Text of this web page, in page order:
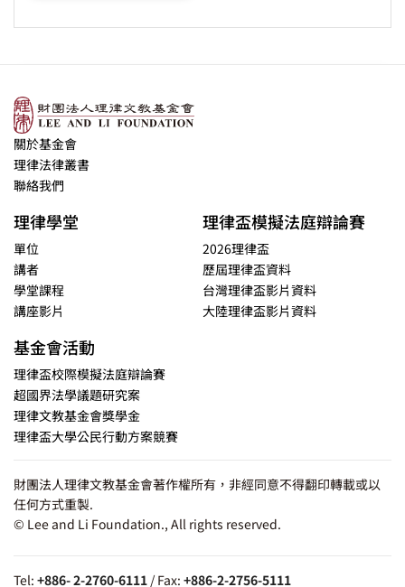
關於基金會
理律法律叢書
聯絡我們
理律學堂
單位
講者
學堂課程
講座影片
理律盃模擬法庭辯論賽
2026理律盃
歷屆理律盃資料
台灣理律盃影片資料
大陸理律盃影片資料
基金會活動
理律盃校際模擬法庭辯論賽
超國界法學議題研究案
理律文教基金會獎學金
理律盃大學公民行動方案競賽
財團法人理律文教基金會著作權所有，非經同意不得翻印轉載或以
任何方式重製.
© Lee and Li Foundation., All rights reserved.
Tel: +886- 2-2760-6111 / Fax: +886-2-2756-5111